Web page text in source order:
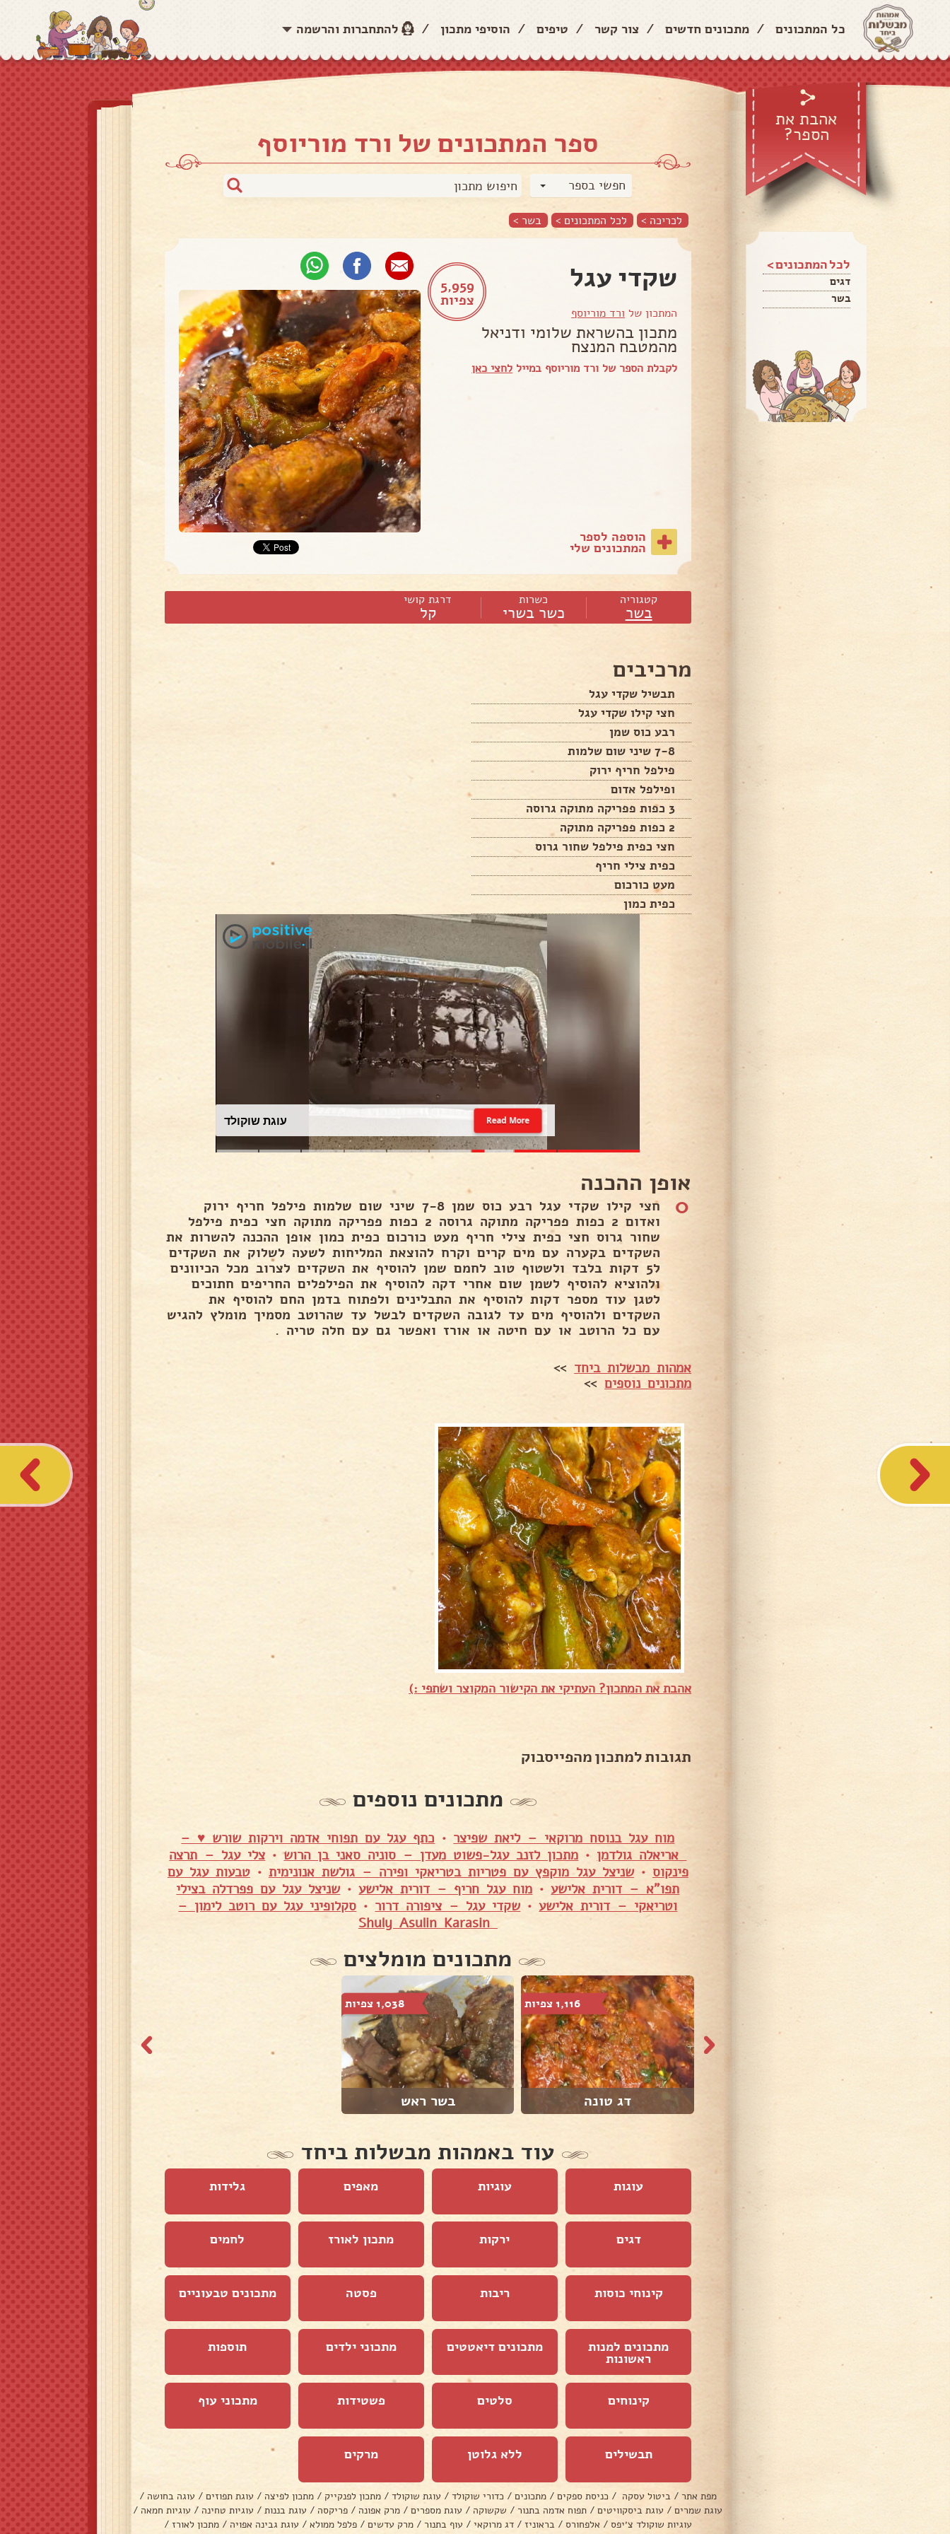
כל המתכונים / מתכונים חדשים / צור קשר / טיפים / הוסיפי מתכון / להתחברות והרשמה
אהבת את
הספר?
לכל המתכונים >
דגים
בשר
ספר המתכונים של ורד מוריוסף
חפשי בספר
לכריכה > לכל המתכונים > בשר >
5,959
צפיות
שקדי עגל
המתכון של ורד מוריוסף
מתכון בהשראת שלומי ודניאל
מהמטבח המנצח
לקבלת הספר של ורד מוריוסף במייל לחצי כאן
הוספה לספר
המתכונים שלי
קטגוריה
בשר
כשרות
כשר בשרי
דרגת קושי
קל
מרכיבים
תבשיל שקדי עגל
חצי קילו שקדי עגל
רבע כוס שמן
7-8 שיני שום שלמות
פילפל חריף ירוק
ופילפל אדום
3 כפות פפריקה מתוקה גרוסה
2 כפות פפריקה מתוקה
חצי כפית פילפל שחור גרוס
כפית צילי חריף
מעט כורכום
כפית כמון
עוגת שוקולד Read More
אופן ההכנה
0
חצי קילו שקדי עגל רבע כוס שמן 7-8 שיני שום שלמות פילפל חריף ירוק
ואדום 2 כפות פפריקה מתוקה גרוסה 2 כפות פפריקה מתוקה חצי כפית פילפל
שחור גרוס חצי כפית צילי חריף מעט כורכום כפית כמון אופן ההכנה להשרות את
השקדים בקערה עם מים קרים וקרח להוצאת המליחות לשעה לשלוק את השקדים
ל5 דקות בלבד ולשטוף טוב לחמם שמן להוסיף את השקדים לצרוב מכל הכיוונים
ולהוציא להוסיף לשמן שום אחרי דקה להוסיף את הפילפלים החריפים חתוכים
לטגן עוד מספר דקות להוסיף את התבלינים ולפתוח בדמן החם להוסיף את
השקדים ולהוסיף מים עד לגובה השקדים לבשל עד שהרוטב מסמיך מומלץ להגיש
עם כל הרוטב או עם חיטה או אורז ואפשר גם עם חלה טריה .
אמהות מבשלות ביחד>>
מתכונים נוספים>>
אהבת את המתכון? העתיקי את הקישור המקוצר ושתפי :)
תגובות למתכון מהפייסבוק
מתכונים נוספים
מוח עגל בנוסח מרוקאי – ליאת שפיצר•כתף עגל עם תפוחי אדמה וירקות שורש ♥️ –
אריאלה גולדמן•מתכון לזנב עגל-פשוט מעדן – סוניה סאני בן הרוש•צלי עגל – תרצה
פינקוס •שניצל עגל מוקפץ עם פטריות בטריאקי ופירה – גולשת אנונימית•טבעות עגל עם
תפו"א – דורית אלישע•מוח עגל חריף – דורית אלישע•שניצל עגל עם פפרדלה בצילי
וטריאקי – דורית אלישע•שקדי עגל – ציפורה דרור•סקלופיני עגל עם רוטב לימון –
Shuly Asulin Karasin
מתכונים מומלצים
1,116 צפיות
דג טונה
1,038 צפיות
בשר ראש
עוד באמהות מבשלות ביחד
עוגות עוגיות מאפים גלידות
דגים ירקות מתכון לאורז לחמים
קינוחי כוסות ריבות פסטה מתכונים טבעוניים
מתכונים למנות
ראשונות
מתכונים דיאטטים מתכוני ילדים תוספות
קינוחים סלטים פשטידות מתכוני עוף
תבשילים ללא גלוטן מרקים
מפת אתר / ביטול עסקה / כניסת ספקים / מתכונים / כדורי שוקולד / עוגת שוקולד / מתכון לפנקייק / מתכון לפיצה / עוגת תפוזים / עוגה בחושה /
עוגת שמרים / עוגת ביסקוויטים / תפוח אדמה בתנור / שקשוקה / עוגת מספרים / מרק אפונה / פריקסה / עוגת בננות / עוגיות טחינה / עוגיות חמאה /
עוגיות שוקולד צ׳יפס / אלפחורס / בראוניז / דג מרוקאי / עוף בתנור / מרק עדשים / פלפל ממולא / עוגת גבינה אפויה / מתכון לאורז /